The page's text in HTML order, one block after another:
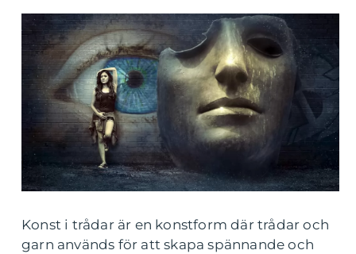
Konst i trådar är en konstform där trådar och
garn används för att skapa spännande och